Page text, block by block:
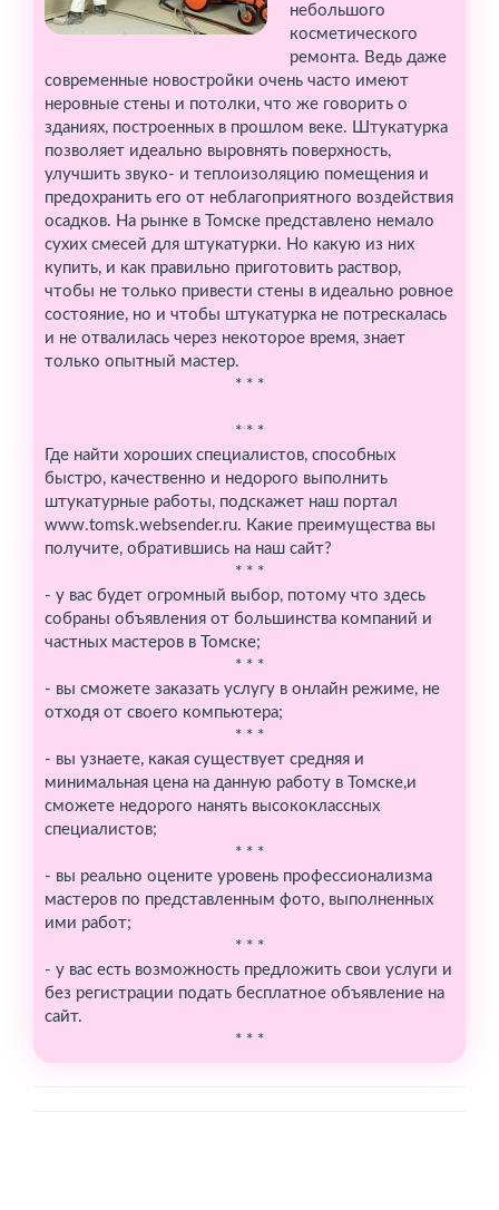
небольшого
косметического
ремонта. Ведь даже
современные новостройки очень часто имеют
неровные стены и потолки, что же говорить о
зданиях, построенных в прошлом веке. Штукатурка
позволяет идеально выровнять поверхность,
улучшить звуко- и теплоизоляцию помещения и
предохранить его от неблагоприятного воздействия
осадков. На рынке в Томске представлено немало
сухих смесей для штукатурки. Но какую из них
купить, и как правильно приготовить раствор,
чтобы не только привести стены в идеально ровное
состояние, но и чтобы штукатурка не потрескалась
и не отвалилась через некоторое время, знает
только опытный мастер.
* * *
* * *
Где найти хороших специалистов, способных
быстро, качественно и недорого выполнить
штукатурные работы, подскажет наш портал
www.tomsk.websender.ru. Какие преимущества вы
получите, обратившись на наш сайт?
* * *
- у вас будет огромный выбор, потому что здесь
собраны объявления от большинства компаний и
частных мастеров в Томске;
* * *
- вы сможете заказать услугу в онлайн режиме, не
отходя от своего компьютера;
* * *
- вы узнаете, какая существует средняя и
минимальная цена на данную работу в Томске,и
сможете недорого нанять высококлассных
специалистов;
* * *
- вы реально оцените уровень профессионализма
мастеров по представленным фото, выполненных
ими работ;
* * *
- у вас есть возможность предложить свои услуги и
без регистрации подать бесплатное объявление на
сайт.
* * *